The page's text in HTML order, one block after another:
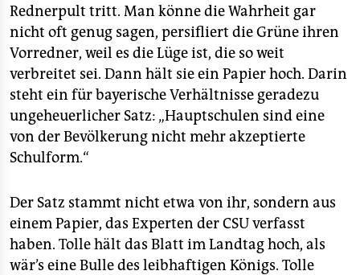
Rednerpult tritt. Man könne die Wahrheit gar
nicht oft genug sagen, persifliert die Grüne ihren
Vorredner, weil es die Lüge ist, die so weit
verbreitet sei. Dann hält sie ein Papier hoch. Darin
steht ein für bayerische Verhältnisse geradezu
ungeheuerlicher Satz: „Hauptschulen sind eine
von der Bevölkerung nicht mehr akzeptierte
Schulform.“
Der Satz stammt nicht etwa von ihr, sondern aus
einem Papier, das Experten der CSU verfasst
haben. Tolle hält das Blatt im Landtag hoch, als
wär’s eine Bulle des leibhaftigen Königs. Tolle